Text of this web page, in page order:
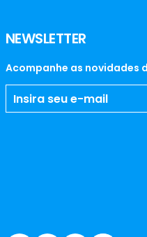
NEWSLETTER
Acompanhe as novidades